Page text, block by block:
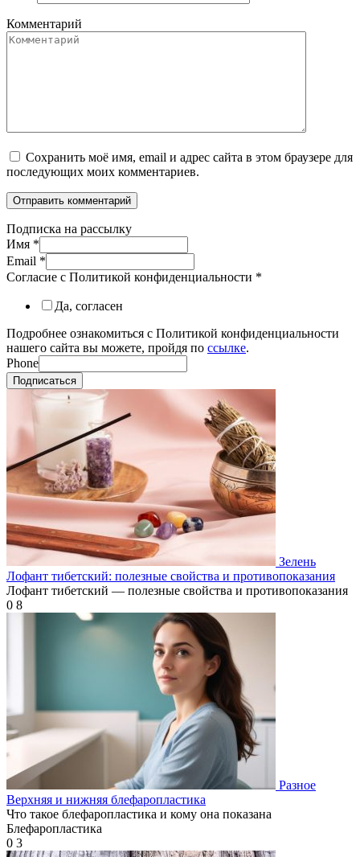
Комментарий
Сохранить моё имя, email и адрес сайта в этом браузере для
последующих моих комментариев.
Подписка на рассылку
Имя *
Email *
Согласие с Политикой конфиденциальности *
Да, согласен
Подробнее ознакомиться с Политикой конфиденциальности
нашего сайта вы можете, пройдя по ссылке.
Phone
Подписаться
Зелень
Лофант тибетский: полезные свойства и противопоказания
Лофант тибетский — полезные свойства и противопоказания
0 8
Разное
Верхняя и нижняя блефаропластика
Что такое блефаропластика и кому она показана
Блефаропластика
0 3